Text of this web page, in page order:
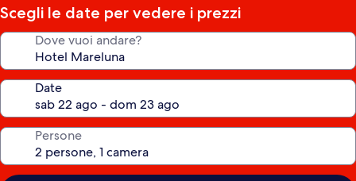
Scegli le date per vedere i prezzi
Dove vuoi andare?
Date
Persone